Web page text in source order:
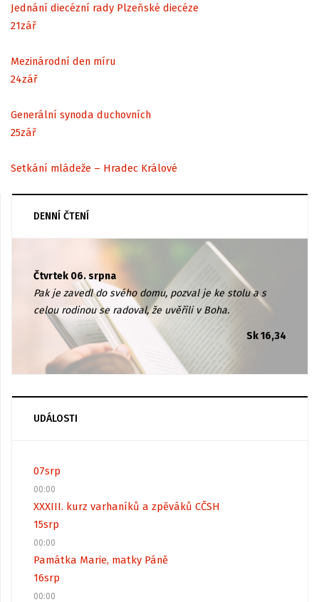
Jednání diecézní rady Plzeňské diecéze
21zář
Mezinárodní den míru
24zář
Generální synoda duchovních
25zář
Setkání mládeže – Hradec Králové
DENNÍ ČTENÍ
Čtvrtek 06. srpna
Pak je zavedl do svého domu, pozval je ke stolu a s
celou rodinou se radoval, že uvěřili v Boha.
Sk 16,34
UDÁLOSTI
07srp
00:00
XXXIII. kurz varhaníků a zpěváků CČSH
15srp
00:00
Památka Marie, matky Páně
16srp
00:00